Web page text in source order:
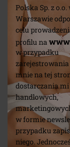
Polska Sp. z o.o.
Warszawie
celu
profilu na
w przypadku
zarejestrowania
mnie na tej
dostarczania
handlowych,
w formie
przypadku
niego.